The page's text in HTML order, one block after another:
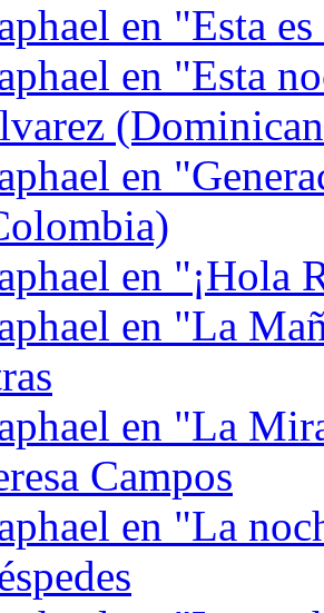
en "Esta
en "Esta
en
en "¡Hola
en "La
en "La
Campos
en "La